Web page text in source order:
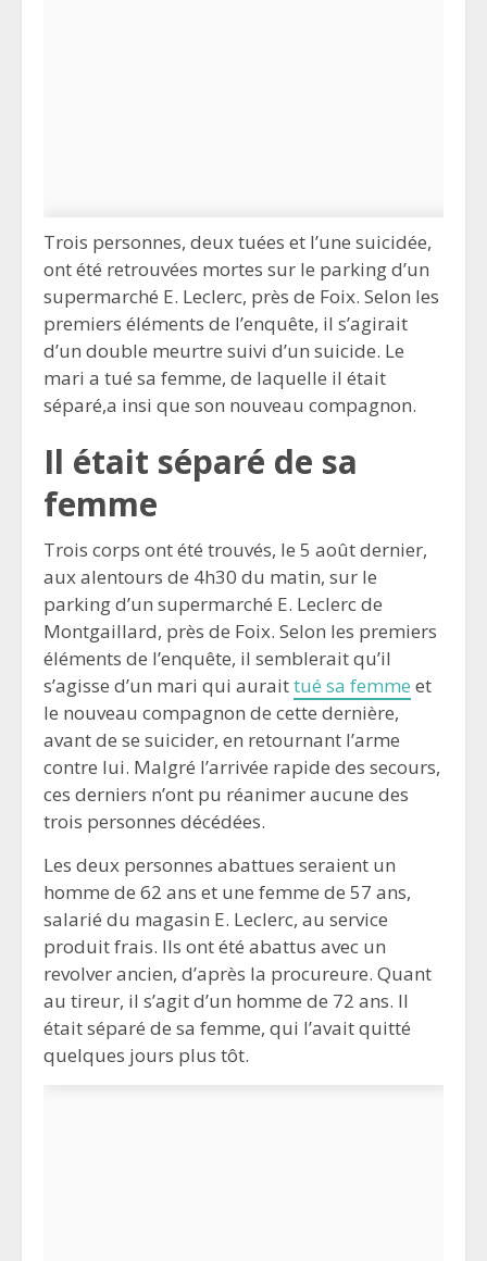
Trois personnes, deux tuées et l’une suicidée,
ont été retrouvées mortes sur le parking d’un
supermarché E. Leclerc, près de Foix. Selon les
premiers éléments de l’enquête, il s’agirait
d’un double meurtre suivi d’un suicide. Le
mari a tué sa femme, de laquelle il était
séparé,a insi que son nouveau compagnon.
Il était séparé de sa
femme
Trois corps ont été trouvés, le 5 août dernier,
aux alentours de 4h30 du matin, sur le
parking d’un supermarché E. Leclerc de
Montgaillard, près de Foix. Selon les premiers
éléments de l’enquête, il semblerait qu’il
s’agisse d’un mari qui auraittué sa femme et
le nouveau compagnon de cette dernière,
avant de se suicider, en retournant l’arme
contre lui. Malgré l’arrivée rapide des secours,
ces derniers n’ont pu réanimer aucune des
trois personnes décédées.
Les deux personnes abattues seraient un
homme de 62 ans et une femme de 57 ans,
salarié du magasin E. Leclerc, au service
produit frais. Ils ont été abattus avec un
revolver ancien, d’après la procureure. Quant
au tireur, il s’agit d’un homme de 72 ans. Il
était séparé de sa femme, qui l’avait quitté
quelques jours plus tôt.